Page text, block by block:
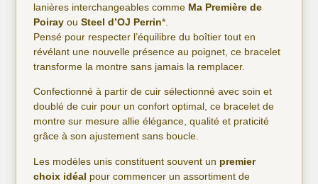
lanières interchangeables comme Ma Première de
Poiray ouSteel d’OJ Perrin*.
Pensé pour respecter l’équilibre du boîtier tout en
révélant une nouvelle présence au poignet, ce bracelet
transforme la montre sans jamais la remplacer.
Confectionné à partir de cuir sélectionné avec soin et
doublé de cuir pour un confort optimal, ce bracelet de
montre sur mesure allie élégance, qualité et praticité
grâce à son ajustement sans boucle.
Les modèles unis constituent souvent un premier
choix idéal pour commencer un assortiment de